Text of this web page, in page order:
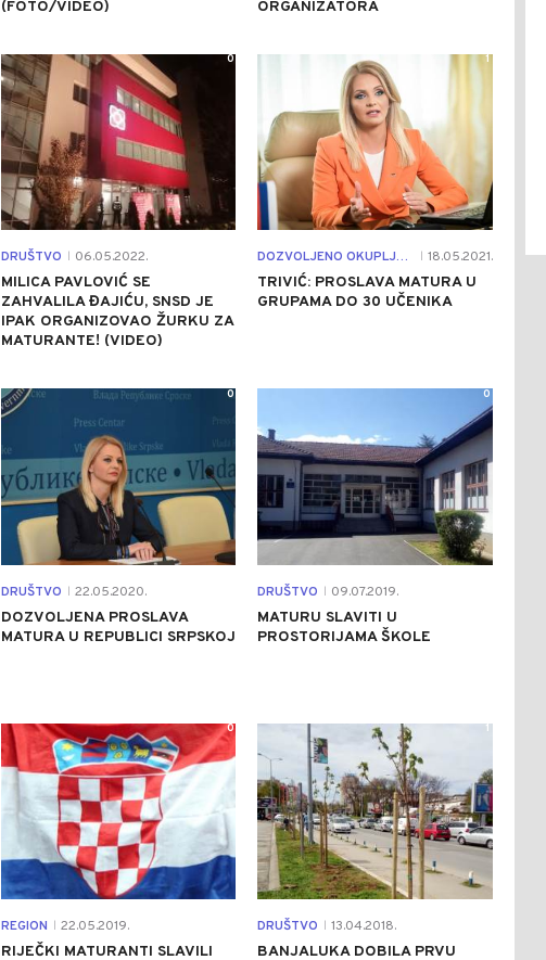
(FOTO/VIDEO)
ORGANIZATORA
DRUŠTVO 06.05.2022.
MILICA PAVLOVIĆ SE
ZAHVALILA ĐAJIĆU, SNSD JE
IPAK ORGANIZOVAO ŽURKU ZA
MATURANTE! (VIDEO)
0
DOZVOLJENO OKUPLJANJE 18.05.2021.
TRIVIĆ: PROSLAVA MATURA U
GRUPAMA DO 30 UČENIKA
1
DRUŠTVO 22.05.2020.
DOZVOLJENA PROSLAVA
MATURA U REPUBLICI SRPSKOJ
0
DRUŠTVO 09.07.2019.
MATURU SLAVITI U
PROSTORIJAMA ŠKOLE
0
REGION 22.05.2019.
RIJEČKI MATURANTI SLAVILI
0
DRUŠTVO 13.04.2018.
BANJALUKA DOBILA PRVU
1